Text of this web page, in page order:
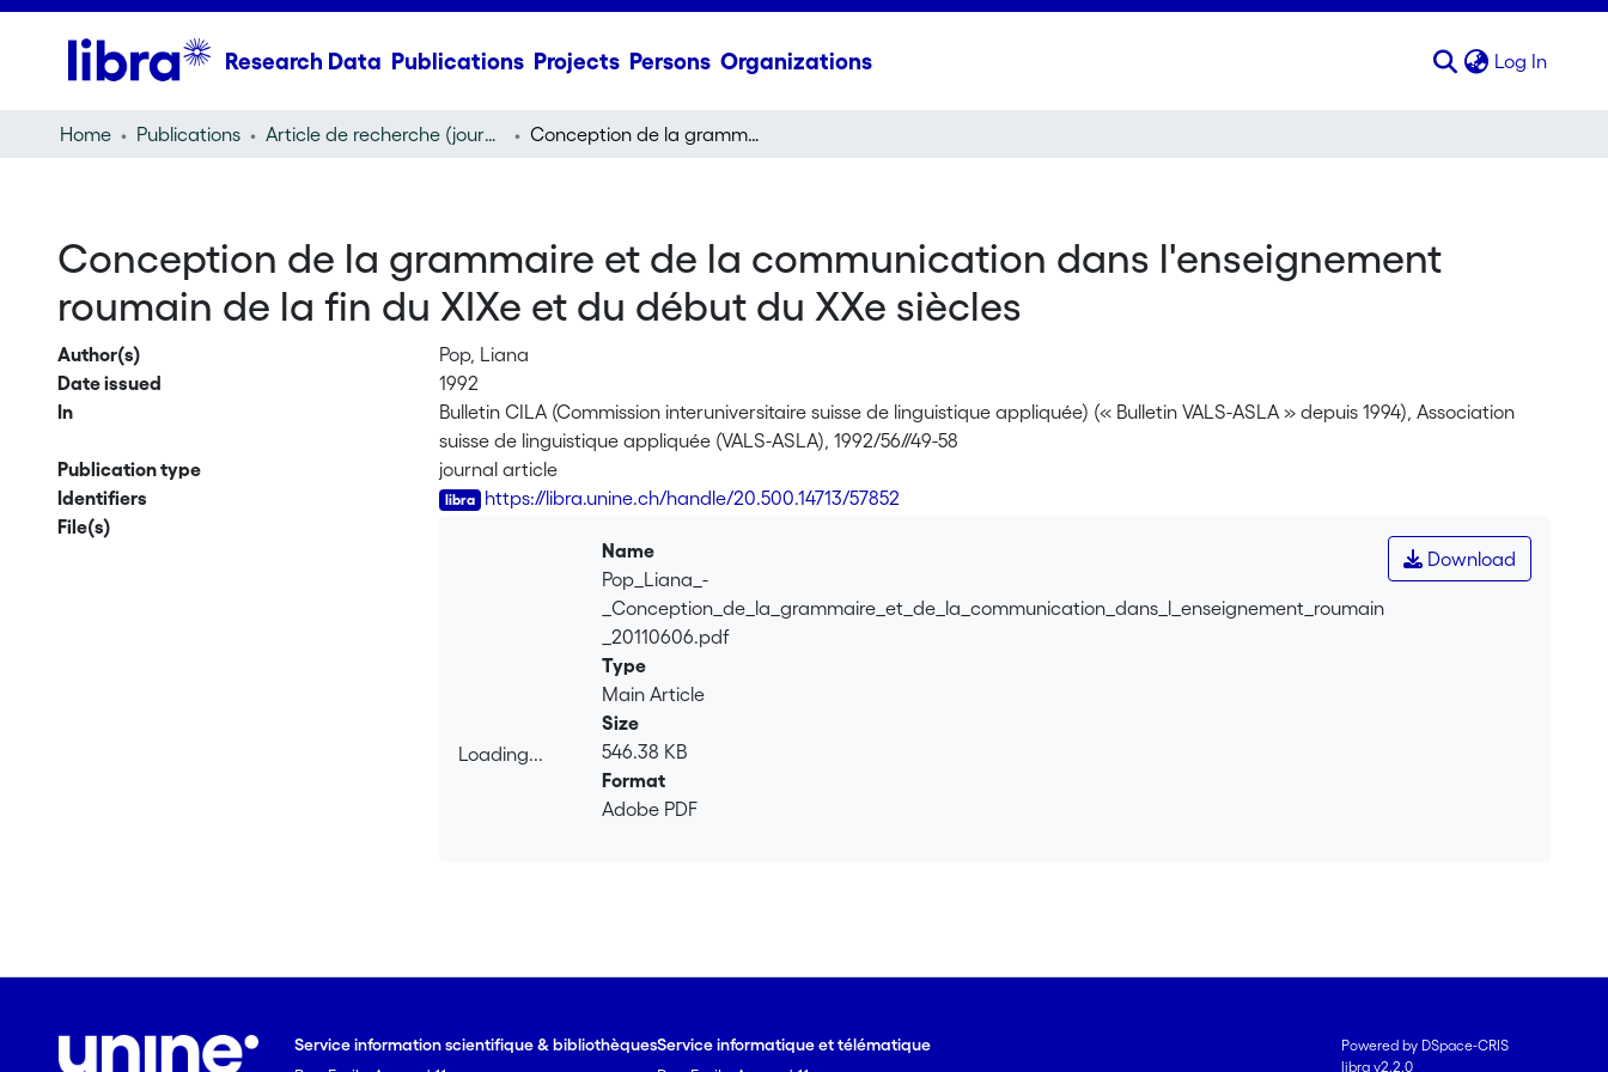
Research Data Publications Projects Persons Organizations Log In
Home Publications Article de recherche (journal article) Conception de la grammaire et de la communication dans l'enseignement roumain de la fin du XIXe et du début du XXe siècles
Conception de la grammaire et de la communication dans l'enseignement
roumain de la fin du XIXe et du début du XXe siècles
Author(s)
Pop, Liana
Date issued
1992
In
Bulletin CILA (Commission interuniversitaire suisse de linguistique appliquée) (« Bulletin VALS-ASLA » depuis 1994), Association
suisse de linguistique appliquée (VALS-ASLA), 1992/56//49-58
Publication type
journal article
Identifiers
https://libra.unine.ch/handle/20.500.14713/57852
File(s)
Loading...
Download
Name
Pop_Liana_-
_Conception_de_la_grammaire_et_de_la_communication_dans_l_enseignement_roumain
_20110606.pdf
Type
Main Article
Size
546.38 KB
Format
Adobe PDF
Service information scientifique & bibliothèquesService informatique et télématique
Powered by DSpace-CRIS
libra v2.2.0